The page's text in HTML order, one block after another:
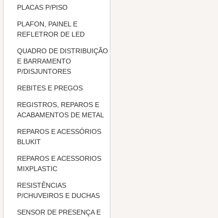
PLACAS P/PISO
PLAFON, PAINEL E
REFLETROR DE LED
QUADRO DE DISTRIBUIÇÃO
E BARRAMENTO
P/DISJUNTORES
REBITES E PREGOS
REGISTROS, REPAROS E
ACABAMENTOS DE METAL
REPAROS E ACESSÓRIOS
BLUKIT
REPAROS E ACESSORIOS
MIXPLASTIC
RESISTÊNCIAS
P/CHUVEIROS E DUCHAS
SENSOR DE PRESENÇA E